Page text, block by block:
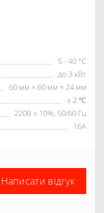
5 - 40 °С
до 3 кВт
60 мм × 60 мм × 24 мм
± 2 ℃
220В ± 10%, 50/60 Гц
16А
Написати відгук